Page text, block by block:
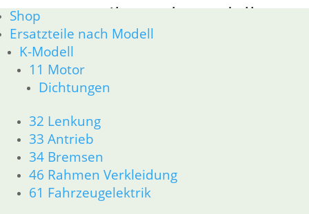
Shop
Ersatzteile nach Modell
K-Modell
11 Motor
Dichtungen
32 Lenkung
33 Antrieb
34 Bremsen
46 Rahmen Verkleidung
61 Fahrzeugelektrik
Ersatzteile nach Modell
BMW Ersatzteile nach Modell
K-Modell
R25 /3
R26 & R27
R50 R69/S